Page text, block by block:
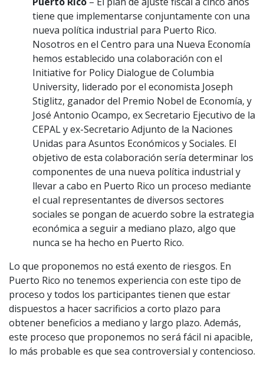
tiene que implementarse conjuntamente con una
nueva política industrial para Puerto Rico.
Nosotros en el Centro para una Nueva Economía
hemos establecido una colaboración con el
Initiative for Policy Dialogue de Columbia
University, liderado por el economista Joseph
Stiglitz, ganador del Premio Nobel de Economía, y
José Antonio Ocampo, ex Secretario Ejecutivo de la
CEPAL y ex-Secretario Adjunto de la Naciones
Unidas para Asuntos Económicos y Sociales. El
objetivo de esta colaboración sería determinar los
componentes de una nueva política industrial y
llevar a cabo en Puerto Rico un proceso mediante
el cual representantes de diversos sectores
sociales se pongan de acuerdo sobre la estrategia
económica a seguir a mediano plazo, algo que
nunca se ha hecho en Puerto Rico.
Lo que proponemos no está exento de riesgos. En
Puerto Rico no tenemos experiencia con este tipo de
proceso y todos los participantes tienen que estar
dispuestos a hacer sacrificios a corto plazo para
obtener beneficios a mediano y largo plazo. Además,
este proceso que proponemos no será fácil ni apacible,
lo más probable es que sea controversial y contencioso.